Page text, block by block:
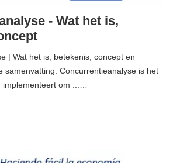
- Wat het is,
| Wat het is, betekenis, concept en
samenvatting. Concurrentieanalyse is het
implementeert om ...…